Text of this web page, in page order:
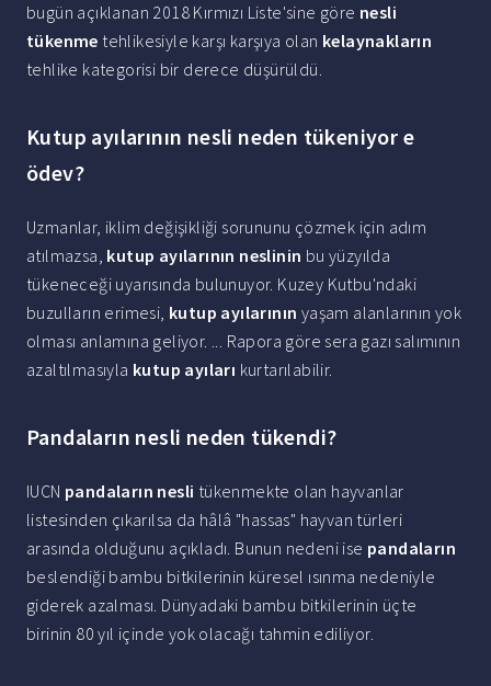
bugün açıklanan 2018 Kırmızı Liste'sine göre nesli
tükenme tehlikesiyle karşı karşıya olan kelaynakların
tehlike kategorisi bir derece düşürüldü.
Kutup ayılarının nesli neden tükeniyor e
ödev?
Uzmanlar, iklim değişikliği sorununu çözmek için adım
atılmazsa, kutup ayılarının neslinin bu yüzyılda
tükeneceği uyarısında bulunuyor. Kuzey Kutbu'ndaki
buzulların erimesi, kutup ayılarının yaşam alanlarının yok
olması anlamına geliyor. ... Rapora göre sera gazı salımının
azaltılmasıyla kutup ayıları kurtarılabilir.
Pandaların nesli neden tükendi?
IUCN pandaların nesli tükenmekte olan hayvanlar
listesinden çıkarılsa da hâlâ "hassas" hayvan türleri
arasında olduğunu açıkladı. Bunun nedeni ise pandaların
beslendiği bambu bitkilerinin küresel ısınma nedeniyle
giderek azalması. Dünyadaki bambu bitkilerinin üçte
birinin 80 yıl içinde yok olacağı tahmin ediliyor.